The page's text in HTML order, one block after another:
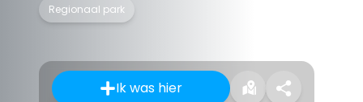
Regionaal park
Ik was hier